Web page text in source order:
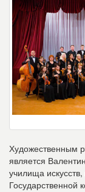
Художественным
является
училища
Государственной